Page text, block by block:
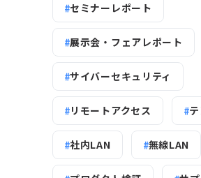
セミナーレポート
展示会・フェアレポート
サイバーセキュリティ
リモートアクセス
社内LAN 無線LAN